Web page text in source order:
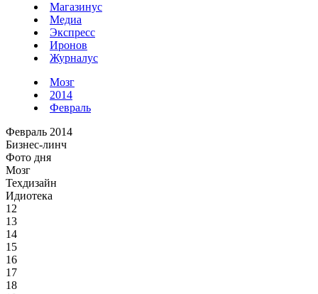
Магазинус
Медиа
Экспресс
Иронов
Журналус
Мозг
2014
Февраль
Февраль 2014
Бизнес-линч
Фото дня
Мозг
Техдизайн
Идиотека
12
13
14
15
16
17
18